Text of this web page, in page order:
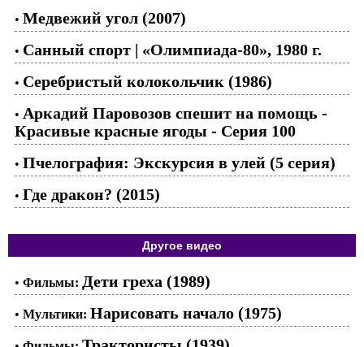
• Медвежий угол (2007)
• Санный спорт | «Олимпиада-80», 1980 г.
• Серебристый колокольчик (1986)
• Аркадий Паровозов спешит на помощь -
Красивые красные ягоды - Серия 100
• Пчелография: Экскурсия в улей (5 серия)
• Где дракон? (2015)
Другое видео
• Фильмы: Дети греха (1989)
• Мультики: Нарисовать начало (1975)